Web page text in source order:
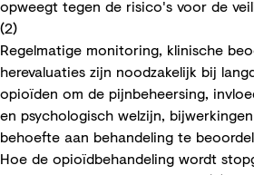
opweegt tegen de risico's voor de
(2)
Regelmatige monitoring, klinische
herevaluaties zijn noodzakelijk bij
opioïden om de pijnbeheersing,
en psychologisch welzijn,
behoefte aan behandeling te
Hoe de opioïdbehandeling wordt